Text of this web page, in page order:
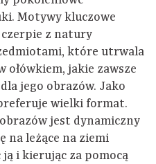
Motywy kluczowe
z natury
które utrwala
jakie zawsze
jego obrazów. Jako
wielki format.
jest dynamiczny
na leżące na ziemi
i kierując za pomocą